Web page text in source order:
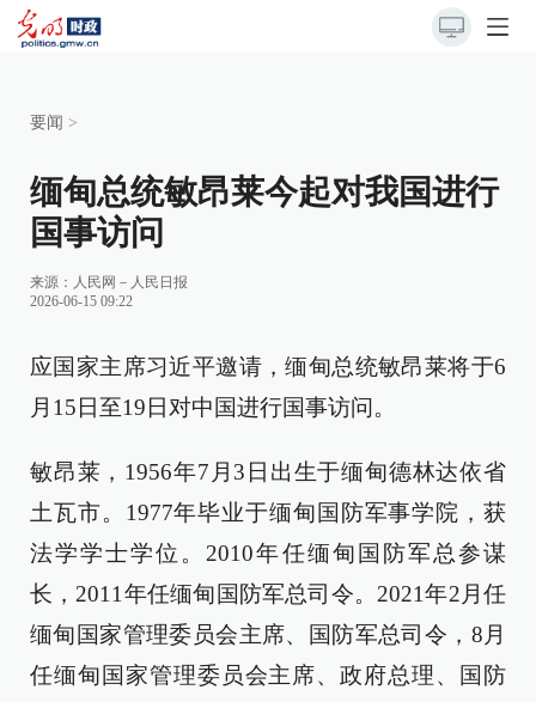
要闻 >
缅甸总统敏昂莱今起对我国进行
国事访问
来源： 人民网－人民日报
2026-06-15 09:22
应国家主席习近平邀请，缅甸总统敏昂莱将于6
月15日至19日对中国进行国事访问。
敏昂莱，1956年7月3日出生于缅甸德林达依省
土瓦市。1977年毕业于缅甸国防军事学院，获
法学学士学位。2010年任缅甸国防军总参谋
长，2011年任缅甸国防军总司令。2021年2月任
缅甸国家管理委员会主席、国防军总司令，8月
任缅甸国家管理委员会主席、政府总理、国防